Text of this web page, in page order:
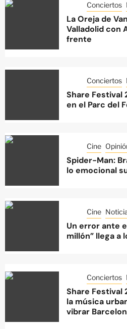
Conciertos
La Oreja de
Valladolid con
frente
Conciertos
Share Festival
en el Parc del
Cine
Spider-Man:
lo emocional
Cine
Un error ante
millón” llega a
Conciertos
Share Festival
la música
vibrar